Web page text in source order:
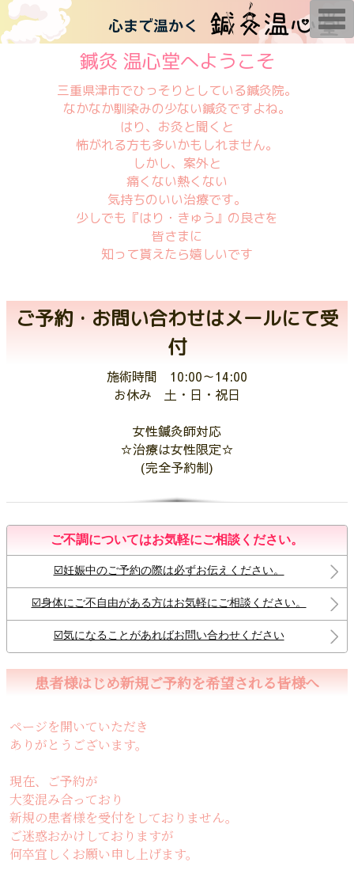
鍼灸 温心堂へようこそ
三重県津市でひっそりとしている鍼灸院。
なかなか馴染みの少ない鍼灸ですよね。
はり、お灸と聞くと
怖がれる方も多いかもしれません。
しかし、案外と
痛くない熱くない
気持ちのいい治療です。
少しでも『はり・きゅう』の良さを
皆さまに
知って貰えたら嬉しいです
ご予約・お問い合わせはメールにて受
付
施術時間 10:00～14:00
お休み 土・日・祝日
女性鍼灸師対応
☆治療は女性限定☆
(完全予約制)
ご不調についてはお気軽にご相談ください。
☑️妊娠中のご予約の際は必ずお伝えください。
☑️身体にご不自由がある方はお気軽にご相談ください。
☑️気になることがあればお問い合わせください
患者様はじめ新規ご予約を希望される皆様へ
ページを開いていただき
ありがとうございます。
現在、ご予約が
大変混み合っており
新規の患者様を受付をしておりません。
ご迷惑おかけしておりますが
何卒宜しくお願い申し上げます。
T
o
g